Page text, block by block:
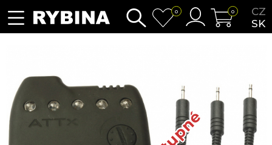
CZ
SK
0 0